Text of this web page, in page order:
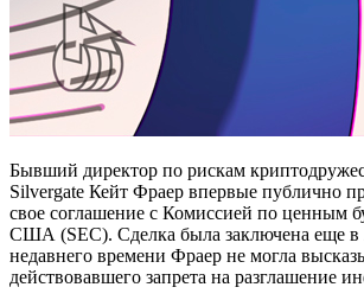
Бывший директор по рискам
Silvergate Кейт Фраер впервые публично
свое соглашение с Комиссией по ценным
США (SEC). Сделка была заключена еще в
недавнего времени Фраер не могла
действовавшего запрета на разглашение